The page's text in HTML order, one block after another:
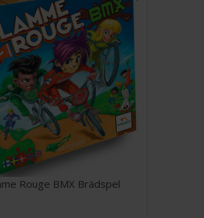
Rouge BMX Brädspel